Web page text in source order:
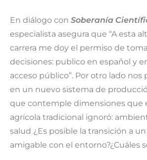
En diálogo con Soberanía
especialista asegura que “A esta
carrera me doy el permiso de
decisiones: publico en español y
acceso público”. Por otro lado nos
en un nuevo sistema de
que contemple dimensiones que
agrícola tradicional ignoró:
salud ¿Es posible la transición a
amigable con el entorno?¿Cuáles